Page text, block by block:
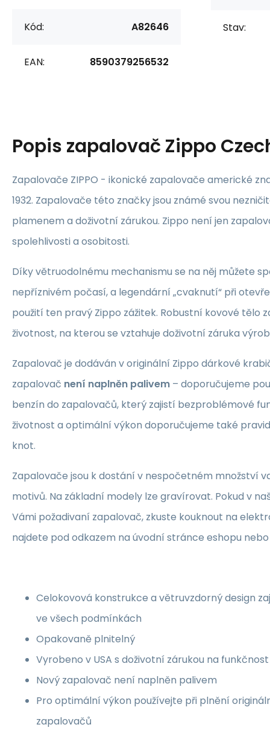
Kód: A82646
EAN: 8590379256532
Stav:
Popis zapalovač Zippo
Zapalovače ZIPPO - ikonické zapalovače americké
1932. Zapalovače této značky jsou známé svou
plamenem a doživotní zárukou. Zippo není jen
spolehlivosti a osobitosti.
Díky větruodolnému mechanismu se na něj můžete
nepříznivém počasí, a legendární „cvaknutí“ při
použití ten pravý Zippo zážitek. Robustní kovové tělo
životnost, na kterou se vztahuje doživotní záruka
Zapalovač je dodáván v originální Zippo dárkové
zapalovač není naplněn palivem – doporučujeme
benzín do zapalovačů, který zajistí bezproblémové
životnost a optimální výkon doporučujeme také
knot.
Zapalovače jsou k dostání v nespočetném množství
motivů. Na základní modely lze gravírovat. Pokud v
Vámi požadivaní zapalovač, zkuste kouknout na
najdete pod odkazem na úvodní stránce eshopu nebo
Celokovová konstrukce a větruvzdorný design
ve všech podmínkách
Opakovaně plnitelný
Vyrobeno v USA s doživotní zárukou na funkčnost
Nový zapalovač není naplněn palivem
Pro optimální výkon používejte při plnění
zapalovačů